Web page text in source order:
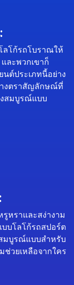
โก้รถโบราณให้
ละพวกเขาก็
ต์ประเภทนี้อย่าง
างตราสัญลักษณ์ที่
สมบูรณ์แบบ
หราและสง่างาม
บโลโก้รถสปอร์ต
มบูรณ์แบบสำหรับ
วยเหลือจากใคร